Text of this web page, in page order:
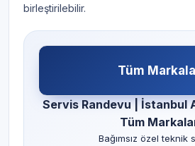
birleştirilebilir.
Tüm
Servis Randevu | İstanbul
Tüm
Bağımsız özel teknik